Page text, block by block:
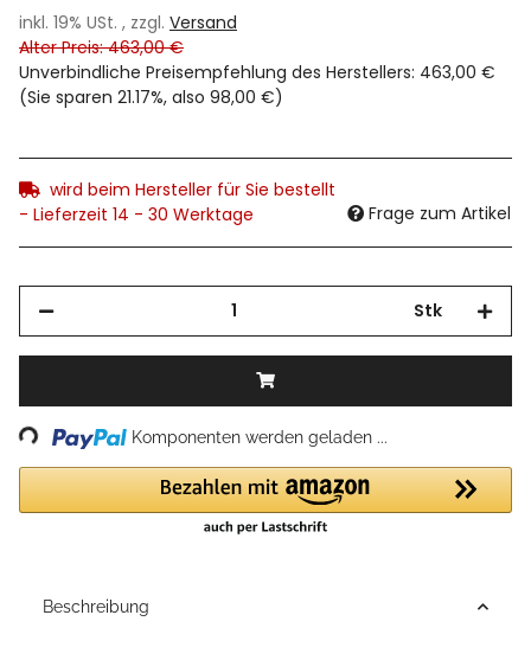
inkl. 19% USt. , zzgl. Versand
Alter Preis: 463,00 €
Unverbindliche Preisempfehlung des Herstellers: 463,00 €
(Sie sparen 21.17%, also 98,00 €)
wird beim Hersteller für Sie bestellt
- Lieferzeit 14 - 30 Werktage
Frage zum Artikel
Stk
Loading... Komponenten werden geladen ...
Beschreibung